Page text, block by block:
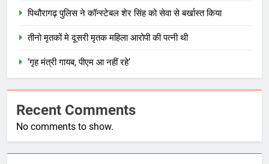
पिथौरागढ़ पुलिस ने कॉन्स्टेबल शेर सिंह को सेवा से बर्खास्त किया
तीनो मृतकों मे दूसरी मृतक महिला आरोपी की पत्नी थी
‘गृह मंत्री गायब, पीएम आ नहीं रहे’
Recent Comments
No comments to show.